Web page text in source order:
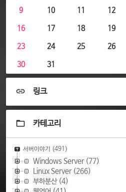
9 10 11 12
16 17 18 19
23 24 25 26
30 31
링크
카테고리
서버이야기 (491)
Windows Server(77)
Linux Server(266)
부하분산(4)